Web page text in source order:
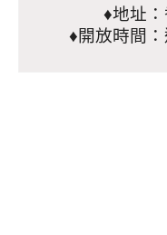
♦地址
♦開放時間